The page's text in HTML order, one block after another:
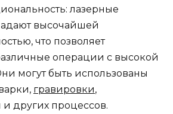
лазерные
высочайшей
что позволяет
операции с высокой
могут быть использованы
гравировки,
других процессов.